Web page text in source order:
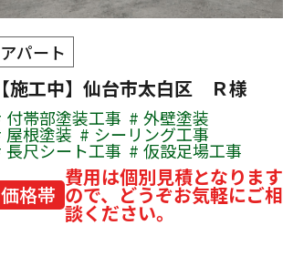
アパート
【施工中】仙台市太白区 Ｒ様
付帯部塗装工事 外壁塗装
屋根塗装 シーリング工事
長尺シート工事 仮設足場工事
価格帯
費用は個別見積となります
ので、どうぞお気軽にご相
談ください。